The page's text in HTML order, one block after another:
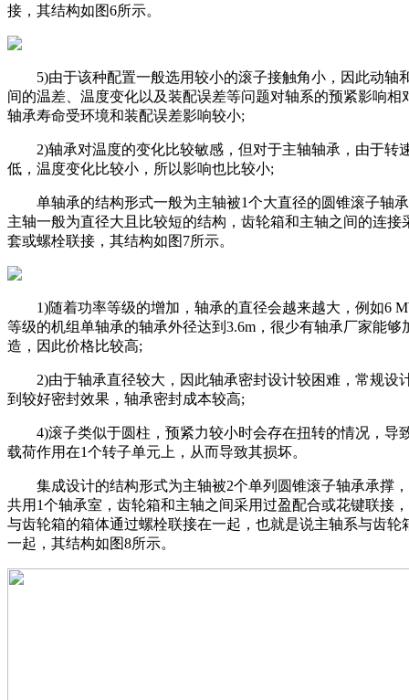
接，其结构如图6所示。
5)由于该种配置一般选用较小的滚子接触角小，因此动轴
间的温差、温度变化以及装配误差等问题对轴系的预紧影响相
轴承寿命受环境和装配误差影响较小;
2)轴承对温度的变化比较敏感，但对于主轴轴承，由于转
低，温度变化比较小，所以影响也比较小;
单轴承的结构形式一般为主轴被1个大直径的圆锥滚子轴
主轴一般为直径大且比较短的结构，齿轮箱和主轴之间的连接
套或螺栓联接，其结构如图7所示。
1)随着功率等级的增加，轴承的直径会越来越大，例如6
等级的机组单轴承的轴承外径达到3.6m，很少有轴承厂家能够
造，因此价格比较高;
2)由于轴承直径较大，因此轴承密封设计较困难，常规设
到较好密封效果，轴承密封成本较高;
4)滚子类似于圆柱，预紧力较小时会存在扭转的情况，导
载荷作用在1个转子单元上，从而导致其损坏。
集成设计的结构形式为主轴被2个单列圆锥滚子轴承承撑
共用1个轴承室，齿轮箱和主轴之间采用过盈配合或花键联接
与齿轮箱的箱体通过螺栓联接在一起，也就是说主轴系与齿轮
一起，其结构如图8所示。